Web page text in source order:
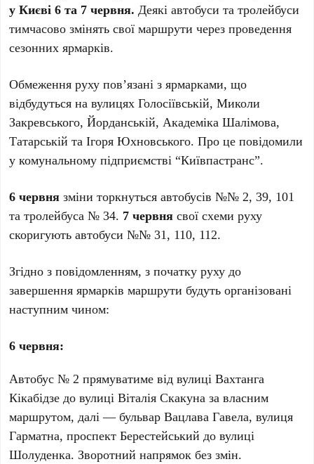
у Києві 6 та 7 червня. Деякі автобуси та тролейбуси
тимчасово змінять свої маршрути через проведення
сезонних ярмарків.
Обмеження руху пов’язані з ярмарками, що
відбудуться на вулицях Голосіївській, Миколи
Закревського, Йорданській, Академіка Шалімова,
Татарській та Ігоря Юхновського. Про це повідомили
у комунальному підприємстві “Київпастранс”.
6 червня зміни торкнуться автобусів №№2,39, 101
та тролейбуса №34. 7 червня свої схеми руху
скоригують автобуси №№31, 110, 112.
Згідно з повідомленням, з початку руху до
завершення ярмарків маршрути будуть організовані
наступним чином:
6 червня:
Автобус №2 прямуватиме від вулиці Вахтанга
Кікабідзе до вулиці Віталія Скакуна за власним
маршрутом, далі — бульвар Вацлава Гавела, вулиця
Гарматна, проспект Берестейський до вулиці
Шолуденка. Зворотний напрямок без змін.